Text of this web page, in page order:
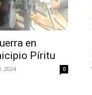
en
Píritu
2024 0